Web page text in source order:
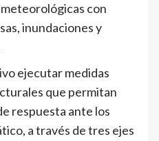
con
inundaciones y
ejecutar medidas
que permitan
respuesta ante los
a través de tres ejes